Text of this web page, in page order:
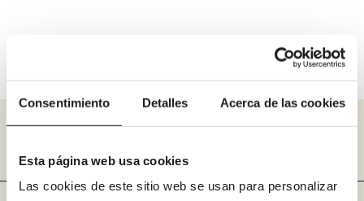
Consentimiento Detalles Acerca de las cookies
Esta página web usa cookies
Las cookies de este sitio web se usan para personalizar